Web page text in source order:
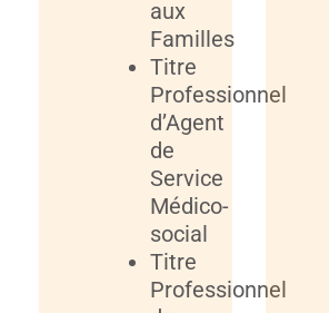
aux
Familles
Titre
Professionnel
d’Agent
de
Service
Médico-
social
Titre
Professionnel